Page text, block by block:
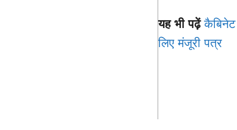
यह भी पढ़ेंकैबिनेट
लिए मंजूरी पत्र